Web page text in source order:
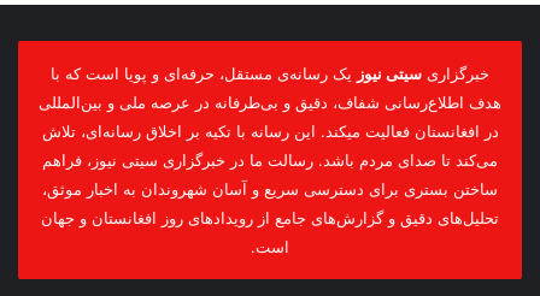
خبرگزاری سیتی نیوز یک رسانه‌ی مستقل، حرفه‌ای و پویا است که با
هدف اطلاع‌رسانی شفاف، دقیق و بی‌طرفانه در عرصه ملی و بین‌المللی
در افغانستان فعالیت میکند. این رسانه با تکیه بر اخلاق رسانه‌ای، تلاش
می‌کند تا صدای مردم باشد. رسالت ما در خبرگزاری سیتی نیوز، فراهم
ساختن بستری برای دسترسی سریع و آسان شهروندان به اخبار موثق،
تحلیل‌های دقیق و گزارش‌های جامع از رویدادهای روز افغانستان و جهان
است.